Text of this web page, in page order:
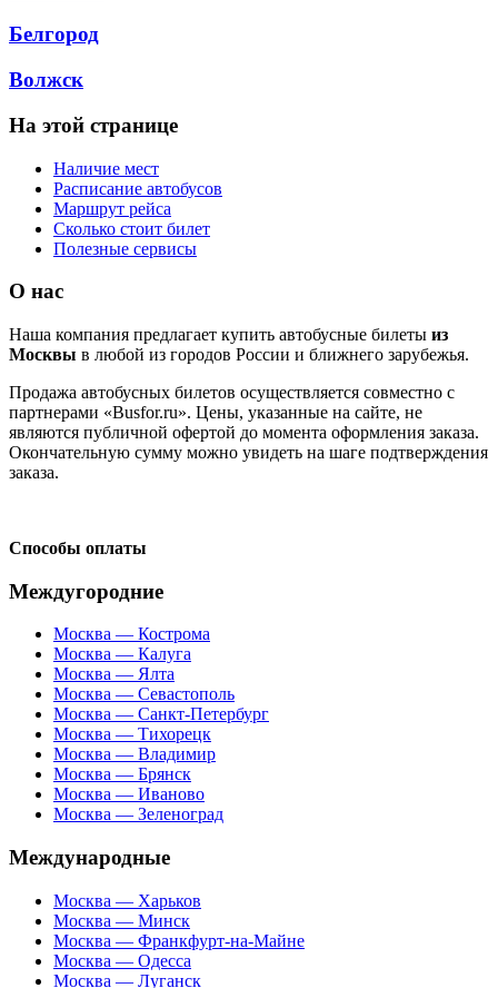
Белгород
Волжск
На этой странице
Наличие мест
Расписание автобусов
Маршрут рейса
Сколько стоит билет
Полезные сервисы
О нас
Наша компания предлагает купить автобусные билеты из
Москвы в любой из городов России и ближнего зарубежья.
Продажа автобусных билетов осуществляется совместно с
партнерами «Busfor.ru». Цены, указанные на сайте, не
являются публичной офертой до момента оформления заказа.
Окончательную сумму можно увидеть на шаге подтверждения
заказа.
Способы оплаты
Междугородние
Москва — Кострома
Москва — Калуга
Москва — Ялта
Москва — Севастополь
Москва — Санкт-Петербург
Москва — Тихорецк
Москва — Владимир
Москва — Брянск
Москва — Иваново
Москва — Зеленоград
Международные
Москва — Харьков
Москва — Минск
Москва — Франкфурт-на-Майне
Москва — Одесса
Москва — Луганск